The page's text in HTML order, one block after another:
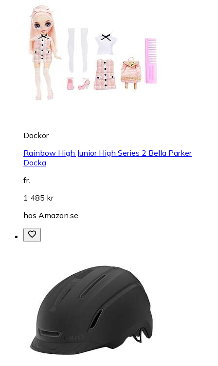
Dockor
Rainbow High Junior High Series 2 Bella Parker
Docka
fr.
1 485 kr
hos Amazon.se